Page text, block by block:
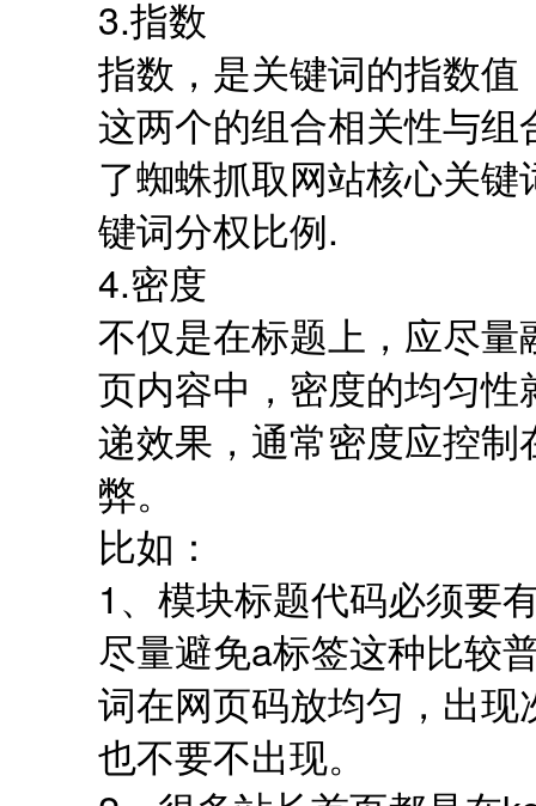
3.指数
指数，是关键词的指数
这两个的组合相关性与
了蜘蛛抓取网站核心关
键词分权比例.
4.密度
不仅是在标题上，应尽
页内容中，密度的均匀
递效果，通常密度应控
弊。
比如：
1、模块标题代码必须要
尽量避免a标签这种比较
词在网页码放均匀，出
也不要不出现。